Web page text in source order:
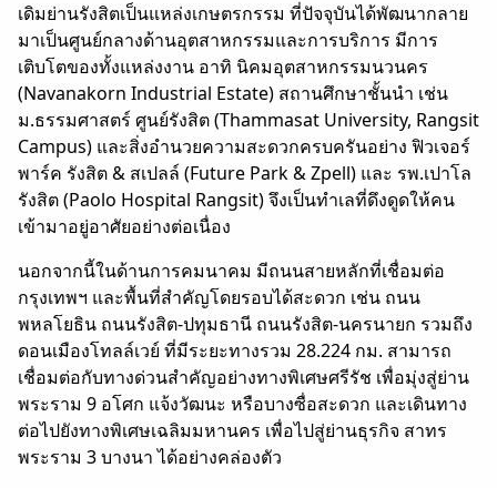
เดิมย่านรังสิตเป็นแหล่งเกษตรกรรม ที่ปัจจุบันได้พัฒนากลาย
มาเป็นศูนย์กลางด้านอุตสาหกรรมและการบริการ มีการ
เติบโตของทั้งแหล่งงาน อาทิ นิคมอุตสาหกรรมนวนคร
(Navanakorn Industrial Estate) สถานศึกษาชั้นนำ เช่น
ม.ธรรมศาสตร์ ศูนย์รังสิต (Thammasat University, Rangsit
Campus) และสิ่งอำนวยความสะดวกครบครันอย่าง ฟิวเจอร์
พาร์ค รังสิต & สเปลล์ (Future Park & Zpell) และ รพ.เปาโล
รังสิต (Paolo Hospital Rangsit) จึงเป็นทำเลที่ดึงดูดให้คน
เข้ามาอยู่อาศัยอย่างต่อเนื่อง
นอกจากนี้ในด้านการคมนาคม มีถนนสายหลักที่เชื่อมต่อ
กรุงเทพฯ และพื้นที่สำคัญโดยรอบได้สะดวก เช่น ถนน
พหลโยธิน ถนนรังสิต-ปทุมธานี ถนนรังสิต-นครนายก รวมถึง
ดอนเมืองโทลล์เวย์ ที่มีระยะทางรวม 28.224 กม. สามารถ
เชื่อมต่อกับทางด่วนสำคัญอย่างทางพิเศษศรีรัช เพื่อมุ่งสู่ย่าน
พระราม 9 อโศก แจ้งวัฒนะ หรือบางซื่อสะดวก และเดินทาง
ต่อไปยังทางพิเศษเฉลิมมหานคร เพื่อไปสู่ย่านธุรกิจ สาทร
พระราม 3 บางนา ได้อย่างคล่องตัว